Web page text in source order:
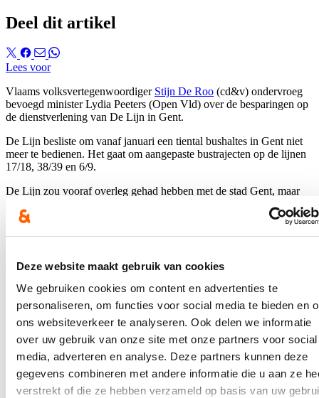
Deze website maakt gebruik van cookies
We gebruiken cookies om content en advertenties te
personaliseren, om functies voor social media te bieden en
ons websiteverkeer te analyseren. Ook delen we informatie
over uw gebruik van onze site met onze partners voor social
media, adverteren en analyse. Deze partners kunnen deze
gegevens combineren met andere informatie die u aan ze
verstrekt of die ze hebben verzameld op basis van uw
Deel dit artikel
Lees voor
Vlaams volksvertegenwoordiger Stijn De Roo (cd&v) ondervroeg
bevoegd minister Lydia Peeters (Open Vld) over de besparingen op
de dienstverlening van De Lijn in Gent.
De Lijn besliste om vanaf januari een tiental bushaltes in Gent niet
meer te bedienen. Het gaat om aangepaste bustrajecten op de lijnen
17/18, 38/39 en 6/9.
De Lijn zou vooraf overleg gehad hebben met de stad Gent, maar
gereageerd op de plannen. Onder meer in Drongen worden haltes
van bus 18 geschrapt en wordt het traject 'rechtgetrokken' via de
twee bussen (of brede voertuigen) elkaar kruisen. Door het
plots niet meer bereikbaar met het openbaar vervoer.
Bovendien waren een aantal inwoners nog niet op de hoogte van de
besparingsplannen.
Ik vroeg de minister om haar plannen aan te passen.
Mijn vraag en het antwoord van de minister vindt u hier.